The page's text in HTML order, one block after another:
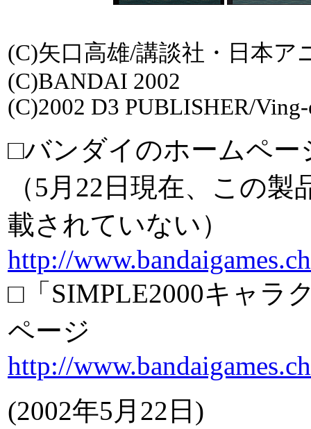
(C)矢口高雄/講談社・日本ア
(C)BANDAI 2002
(C)2002 D3 PUBLISHER/Ving-
□バンダイのホームペー
（5月22日現在、この
載されていない）
http://
□「SIMPLE2000キャラ
ページ
http://
(2002年5月22日)